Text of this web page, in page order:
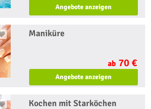
Angebote anzeigen
Maniküre
ab 70 €
Angebote anzeigen
Kochen mit Starköchen